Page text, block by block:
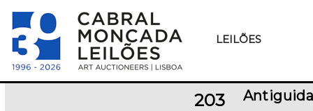
LEILÕES
203